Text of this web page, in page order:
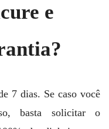
e
7 dias. Se caso você
basta solicitar o